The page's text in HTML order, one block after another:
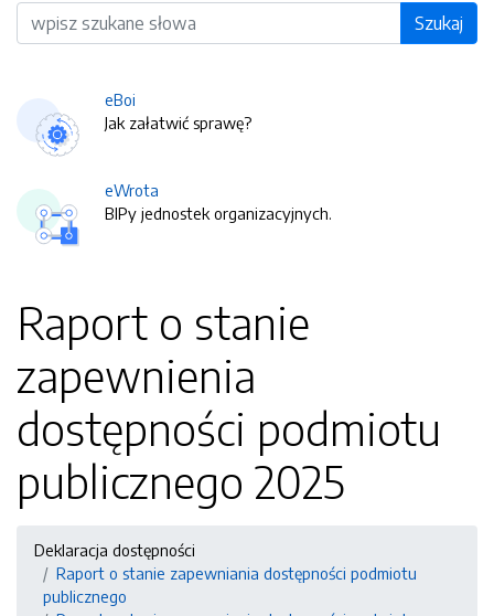
Wyszukiwarka Szukaj
eBoi
Jak załatwić sprawę?
eWrota
BIPy jednostek organizacyjnych.
Raport o stanie
zapewnienia
dostępności podmiotu
publicznego 2025
Deklaracja dostępności
Raport o stanie zapewniania dostępności podmiotu
publicznego